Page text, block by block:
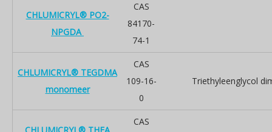
CHLUMICRYL® PO2-
NPGDA
CAS
84170-
74-1
CHLUMICRYL® TEGDMA
monomeer
CAS
109-16-
0
Triethyleenglycol
CAS